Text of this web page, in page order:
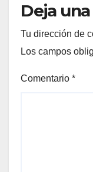
Deja
Tu dirección de
Los campos
Comentario *